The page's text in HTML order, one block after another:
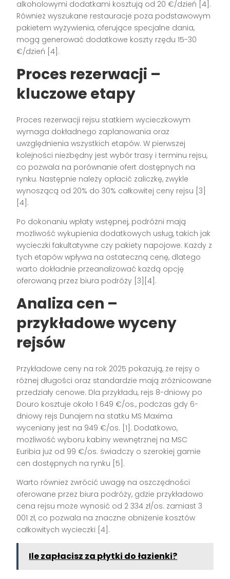
alkoholowymi dodatkami kosztują od 20 €/dzień [4].
Również wyszukane restauracje poza podstawowym
pakietem wyżywienia, oferujące specjalne dania,
mogą generować dodatkowe koszty rzędu 15-30
€/dzień [4].
Proces rezerwacji –
kluczowe etapy
Proces rezerwacji rejsu statkiem wycieczkowym
wymaga dokładnego zaplanowania oraz
uwzględnienia wszystkich etapów. W pierwszej
kolejności niezbędny jest wybór trasy i terminu rejsu,
co pozwala na porównanie ofert dostępnych na
rynku. Następnie należy opłacić zaliczkę, zwykle
wynoszącą od 20% do 30% całkowitej ceny rejsu [3]
[4].
Po dokonaniu wpłaty wstępnej, podróżni mają
możliwość wykupienia dodatkowych usług, takich jak
wycieczki fakultatywne czy pakiety napojowe. Każdy z
tych etapów wpływa na ostateczną cenę, dlatego
warto dokładnie przeanalizować każdą opcję
oferowaną przez biura podróży [3][4].
Analiza cen –
przykładowe wyceny
rejsów
Przykładowe ceny na rok 2025 pokazują, że rejsy o
różnej długości oraz standardzie mają zróżnicowane
przedziały cenowe. Dla przykładu, rejs 8-dniowy po
Douro kosztuje około 1 649 €/os., podczas gdy 6-
dniowy rejs Dunajem na statku MS Maxima
wyceniany jest na 949 €/os. [1]. Dodatkowo,
możliwość wyboru kabiny wewnętrznej na MSC
Euribia już od 99 €/os. świadczy o szerokiej gamie
cen dostępnych na rynku [5].
Warto również zwrócić uwagę na oszczędności
oferowane przez biura podróży, gdzie przykładowo
cena rejsu może wynosić od 2 334 zł/os. zamiast 3
001 zł, co pozwala na znaczne obniżenie kosztów
całkowitych wycieczki [4].
Ile zapłacisz za płytki do łazienki?